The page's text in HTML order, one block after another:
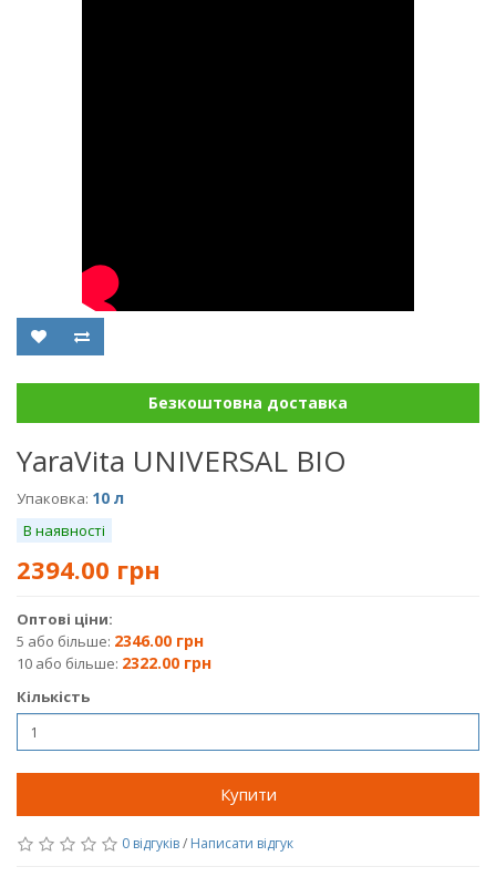
Безкоштовна доставка
YaraVita UNIVERSAL BIO
Упаковка: 10 л
В наявності
2394.00 грн
Оптові ціни:
5 або більше: 2346.00 грн
10 або більше: 2322.00 грн
Кількість
Купити
0 відгуків/ Написати відгук